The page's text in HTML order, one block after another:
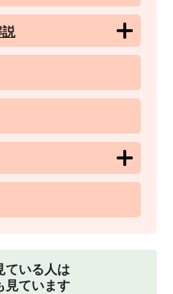
説
ている人は
見ています